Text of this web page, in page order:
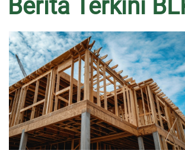
Berita Terkini